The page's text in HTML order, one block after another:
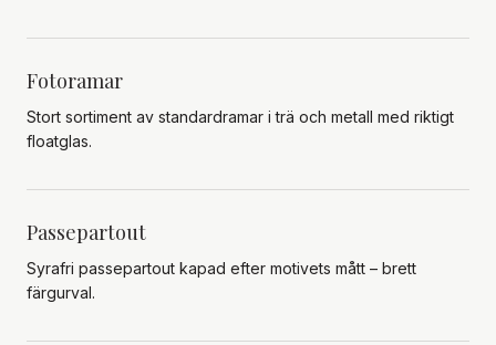
Fotoramar
Stort sortiment av standardramar i trä och metall med riktigt
floatglas.
Passepartout
Syrafri passepartout kapad efter motivets mått – brett
färgurval.